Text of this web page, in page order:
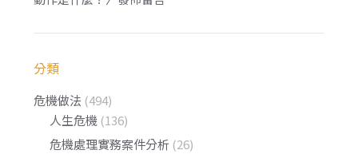
分類
危機做法 (494)
人生危機 (136)
危機處理實務案件分析 (26)